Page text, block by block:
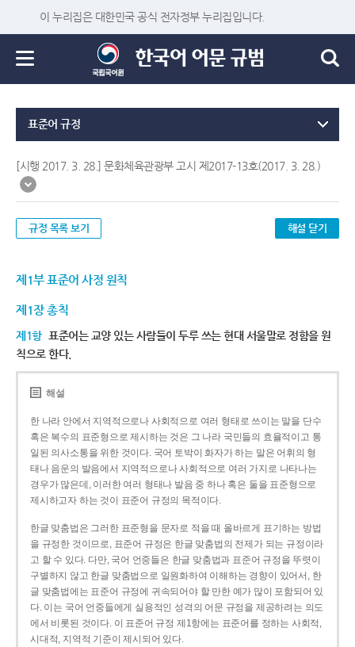
이 누리집은 대한민국 공식 전자정부 누리집입니다.
표준어 규정
[시행 2017. 3. 28.] 문화체육관광부 고시 제2017-13호(2017. 3. 28.)
규정 목록 보기 해설 닫기
제1부 표준어 사정 원칙
제1장 총칙
제1항 표준어는 교양 있는 사람들이 두루 쓰는 현대 서울말로 정함을 원
칙으로 한다.
해설
한 나라 안에서 지역적으로나 사회적으로 여러 형태로 쓰이는 말을 단수
혹은 복수의 표준형으로 제시하는 것은 그 나라 국민들의 효율적이고 통
일된 의사소통을 위한 것이다. 국어 토박이 화자가 하는 말은 어휘의 형
태나 음운의 발음에서 지역적으로나 사회적으로 여러 가지로 나타나는
경우가 많은데, 이러한 여러 형태나 발음 중 하나 혹은 둘을 표준형으로
제시하고자 하는 것이 표준어 규정의 목적이다.
한글 맞춤법은 그러한 표준형을 문자로 적을 때 올바르게 표기하는 방법
을 규정한 것이므로, 표준어 규정은 한글 맞춤법의 전제가 되는 규정이라
고 할 수 있다. 다만, 국어 언중들은 한글 맞춤법과 표준어 규정을 뚜렷이
구별하지 않고 한글 맞춤법으로 일원화하여 이해하는 경향이 있어서, 한
글 맞춤법에는 표준어 규정에 귀속되어야 할 만한 예가 많이 포함되어 있
다. 이는 국어 언중들에게 실용적인 성격의 어문 규정을 제공하려는 의도
에서 비롯된 것이다. 이 표준어 규정 제1항에는 표준어를 정하는 사회적,
시대적, 지역적 기준이 제시되어 있다.